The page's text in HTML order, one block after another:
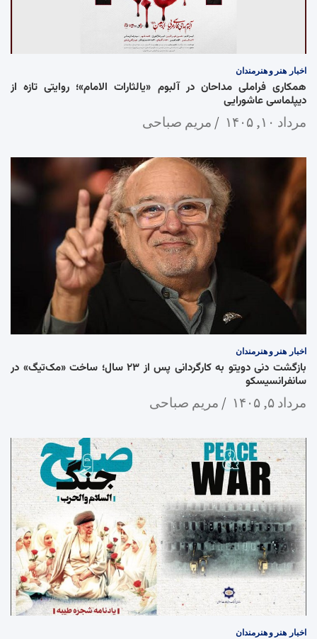
اخبار هنر و هنرمندان
همکاری فراملی مداحان در آلبوم «یالثارات الامام»؛ روایتی تازه از
دیپلماسی عاشورایی
مرداد ۱۰, ۱۴۰۵ مریم صباحی
اخبار هنر و هنرمندان
بازگشت دنی دویتو به کارگردانی پس از ۲۳ سال؛ ساخت «مک‌تیگ» در
سانفرانسیسکو
مرداد ۵, ۱۴۰۵ مریم صباحی
اخبار هنر و هنرمندان